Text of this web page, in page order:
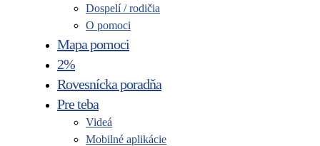
Dospelí / rodičia
O pomoci
Mapa pomoci
2%
Rovesnícka poradňa
Pre teba
Videá
Mobilné aplikácie